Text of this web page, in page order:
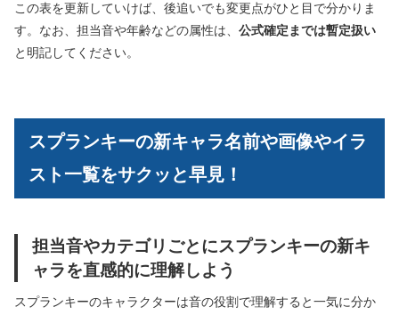
この表を更新していけば、後追いでも変更点がひと目で分かりま
す。なお、担当音や年齢などの属性は、 公式確定までは暫定扱い
と明記してください。
スプランキーの新キャラ名前や画像やイラ
スト一覧をサクッと早見！
担当音やカテゴリごとにスプランキーの新キ
ャラを直感的に理解しよう
スプランキーのキャラクターは音の役割で理解すると一気に分か